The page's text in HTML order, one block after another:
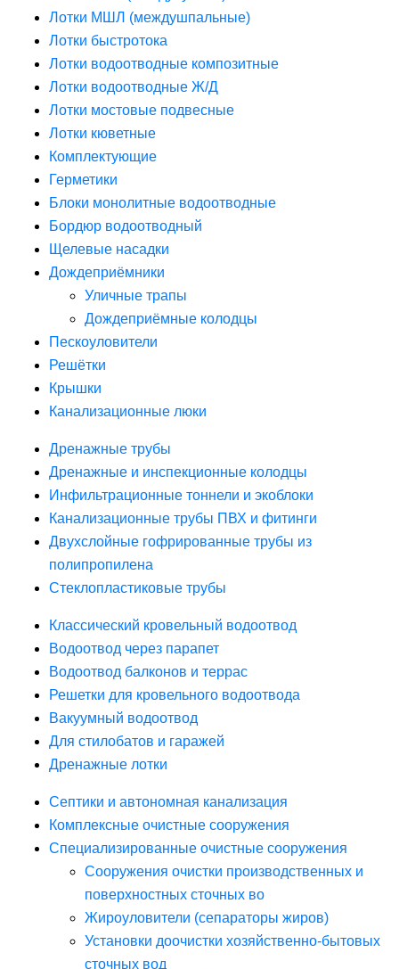
Лотки МШЛ (междушпальные)
Лотки быстротока
Лотки водоотводные композитные
Лотки водоотводные Ж/Д
Лотки мостовые подвесные
Лотки кюветные
Комплектующие
Герметики
Блоки монолитные водоотводные
Бордюр водоотводный
Щелевые насадки
Дождеприёмники
Уличные трапы
Дождеприёмные колодцы
Пескоуловители
Решётки
Крышки
Канализационные люки
Дренажные трубы
Дренажные и инспекционные колодцы
Инфильтрационные тоннели и экоблоки
Канализационные трубы ПВХ и фитинги
Двухслойные гофрированные трубы из
полипропилена
Стеклопластиковые трубы
Классический кровельный водоотвод
Водоотвод через парапет
Водоотвод балконов и террас
Решетки для кровельного водоотвода
Вакуумный водоотвод
Для стилобатов и гаражей
Дренажные лотки
Септики и автономная канализация
Комплексные очистные сооружения
Специализированные очистные сооружения
Сооружения очистки производственных и
поверхностных сточных во
Жироуловители (сепараторы жиров)
Установки доочистки хозяйственно-бытовых
сточных вод